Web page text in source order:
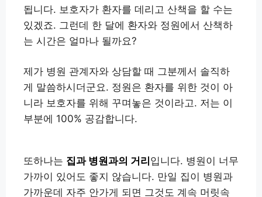
됩니다. 보호자가 환자를 데리고 산책을 할 수는
있겠죠. 그런데 한 달에 환자와 정원에서 산책하
는 시간은 얼마나 될까요?
제가 병원 관계자와 상담할 때 그분께서 솔직하
게 말씀하시더군요. 정원은 환자를 위한 것이 아
니라 보호자를 위해 꾸며놓은 것이라고. 저는 이
부분에 100% 공감합니다.
또하나는 집과 병원과의 거리 입니다. 병원이 너무
가까이 있어도 좋지 않습니다. 만일 집이 병원과
가까운데 자주 안가게 되면 그것도 계속 머릿속